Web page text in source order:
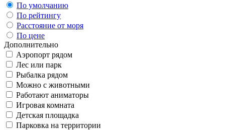
По умолчанию
По рейтингу
Расстояние от моря
По цене
Дополнительно
Аэропорт рядом
Лес или парк
Рыбалка рядом
Можно с животными
Работают аниматоры
Игровая комната
Детская площадка
Парковка на территории